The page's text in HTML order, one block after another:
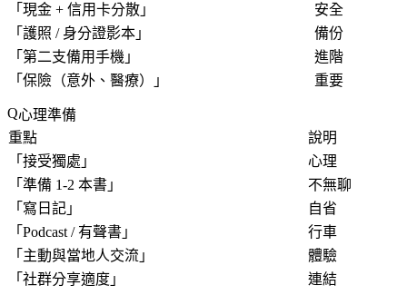
「 現金 + 信用卡分散 」
安全
「 護照 / 身分證影本 」
備份
「 第二支備用手機 」
進階
「 保險（意外、醫療） 」 重要
心理準備
重點
說明
「 接受獨處 」
心理
「 準備 1-2 本書 」
不無聊
「 寫日記 」
自省
「 Podcast / 有聲書 」
行車
「 主動與當地人交流 」
體驗
「 社群分享適度 」 連結